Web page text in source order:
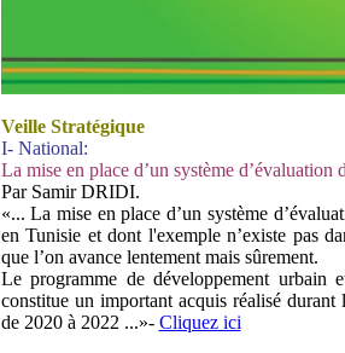
Veille Stratégique
I- National:
La mise en place d’un système d’évaluation
Par Samir DRIDI.
«... La mise en place d’un système
en Tunisie et dont l'exemple n’existe pas
que l’on avance lentement mais sûrement.
Le programme de développement urbain
constitue un important acquis réalisé
de 2020 à 2022 ...»- Cliquez ici